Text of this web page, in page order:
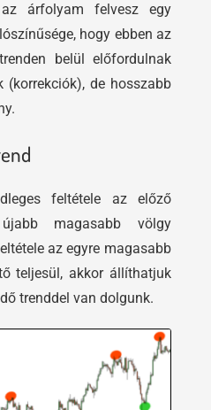
árfolyam felvesz egy
hogy ebben az
belül előfordulnak
(korrekciók), de hosszabb
feltétele az előző
magasabb völgy
az egyre magasabb
teljesül, akkor állíthatjuk
trenddel van dolgunk.